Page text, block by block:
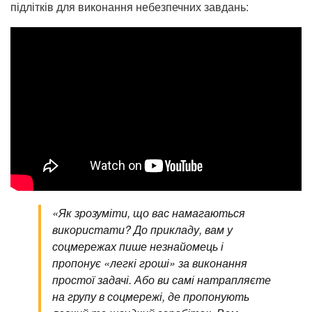
підлітків для виконання небезпечних завдань:
«Як зрозуміти, що вас намагаються
використати? До прикладу, вам у
соцмережах пише незнайомець і
пропонує «легкі гроші» за виконання
простої задачі. Або ви самі натрапляєте
на групу в соцмережі, де пропонують